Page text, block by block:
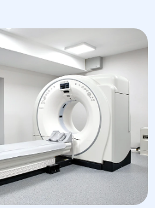
людей с избыточным
— в центре города